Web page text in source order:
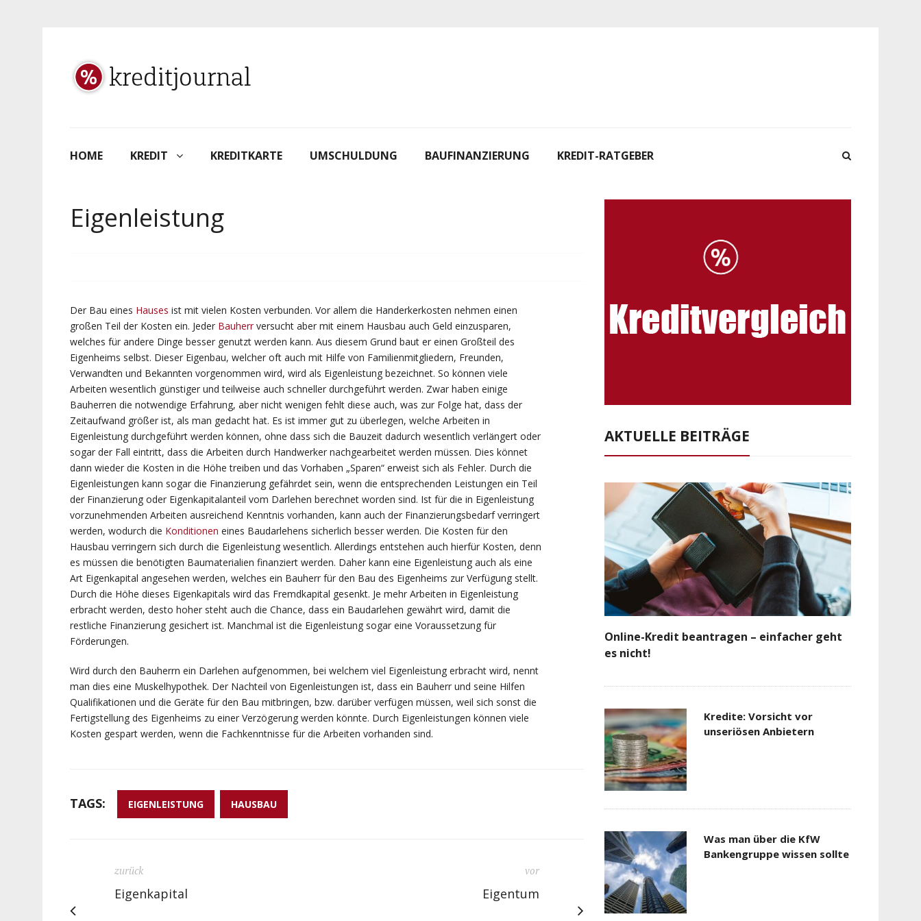
HOME KREDIT KREDITKARTE UMSCHULDUNG BAUFINANZIERUNG KREDIT-RATGEBER
Eigenleistung
Der Bau eines Hauses ist mit vielen Kosten verbunden. Vor allem die Handerkerkosten nehmen einen
großen Teil der Kosten ein. Jeder Bauherrversucht aber mit einem Hausbau auch Geld einzusparen,
welches für andere Dinge besser genutzt werden kann. Aus diesem Grund baut er einen Großteil des
Eigenheims selbst. Dieser Eigenbau, welcher oft auch mit Hilfe von Familienmitgliedern, Freunden,
Verwandten und Bekannten vorgenommen wird, wird als Eigenleistung bezeichnet. So können viele
Arbeiten wesentlich günstiger und teilweise auch schneller durchgeführt werden. Zwar haben einige
Bauherren die notwendige Erfahrung, aber nicht wenigen fehlt diese auch, was zur Folge hat, dass der
Zeitaufwand größer ist, als man gedacht hat. Es ist immer gut zu überlegen, welche Arbeiten in
Eigenleistung durchgeführt werden können, ohne dass sich die Bauzeit dadurch wesentlich verlängert oder
sogar der Fall eintritt, dass die Arbeiten durch Handwerker nachgearbeitet werden müssen. Dies könnet
dann wieder die Kosten in die Höhe treiben und das Vorhaben „Sparen“ erweist sich als Fehler. Durch die
Eigenleistungen kann sogar die Finanzierung gefährdet sein, wenn die entsprechenden Leistungen ein Teil
der Finanzierung oder Eigenkapitalanteil vom Darlehen berechnet worden sind. Ist für die in Eigenleistung
vorzunehmenden Arbeiten ausreichend Kenntnis vorhanden, kann auch der Finanzierungsbedarf verringert
werden, wodurch die Konditionen eines Baudarlehens sicherlich besser werden. Die Kosten für den
Hausbau verringern sich durch die Eigenleistung wesentlich. Allerdings entstehen auch hierfür Kosten, denn
es müssen die benötigten Baumaterialien finanziert werden. Daher kann eine Eigenleistung auch als eine
Art Eigenkapital angesehen werden, welches ein Bauherr für den Bau des Eigenheims zur Verfügung stellt.
Durch die Höhe dieses Eigenkapitals wird das Fremdkapital gesenkt. Je mehr Arbeiten in Eigenleistung
erbracht werden, desto hoher steht auch die Chance, dass ein Baudarlehen gewährt wird, damit die
restliche Finanzierung gesichert ist. Manchmal ist die Eigenleistung sogar eine Voraussetzung für
Förderungen.
Wird durch den Bauherrn ein Darlehen aufgenommen, bei welchem viel Eigenleistung erbracht wird, nennt
man dies eine Muskelhypothek. Der Nachteil von Eigenleistungen ist, dass ein Bauherr und seine Hilfen
Qualifikationen und die Geräte für den Bau mitbringen, bzw. darüber verfügen müssen, weil sich sonst die
Fertigstellung des Eigenheims zu einer Verzögerung werden könnte. Durch Eigenleistungen können viele
Kosten gespart werden, wenn die Fachkenntnisse für die Arbeiten vorhanden sind.
TAGS: EIGENLEISTUNG HAUSBAU
zurück
Eigenkapital
vor
Eigentum
AKTUELLE BEITRÄGE
Online-Kredit beantragen – einfacher geht
es nicht!
Kredite: Vorsicht vor
unseriösen Anbietern
Was man über die KfW
Bankengruppe wissen sollte